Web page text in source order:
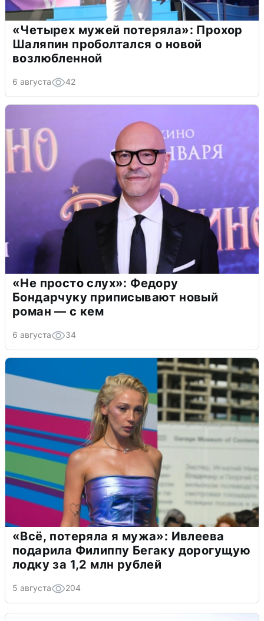
«Четырех мужей потеряла»: Прохор
Шаляпин проболтался о новой
возлюбленной
6 августа 42
«Не просто слух»: Федору
Бондарчуку приписывают новый
роман — с кем
6 августа 34
«Всё, потеряла я мужа»: Ивлеева
подарила Филиппу Бегаку дорогущую
лодку за 1,2 млн рублей
5 августа 204